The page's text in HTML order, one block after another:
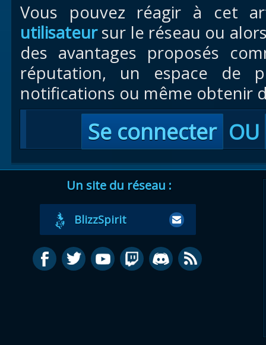
Vous pouvez réagir à cet
utilisateursur le réseau ou
des avantages proposés
réputation, un espace de
notifications ou même obtenir
Se connecter OU
Un site du réseau :
BlizzSpirit